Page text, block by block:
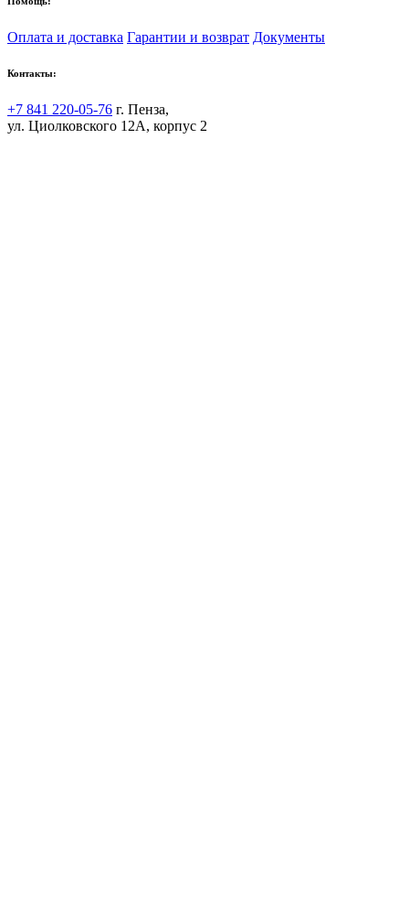
Оплата и доставка Гарантии и возврат Документы
Контакты:
+7 841 220-05-76 г. Пенза,
ул. Циолковского 12А, корпус 2